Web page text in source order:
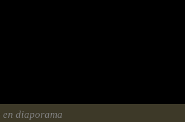
diaporama